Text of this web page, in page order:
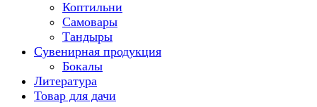
Коптильни
Самовары
Тандыры
Сувенирная продукция
Бокалы
Литература
Товар для дачи